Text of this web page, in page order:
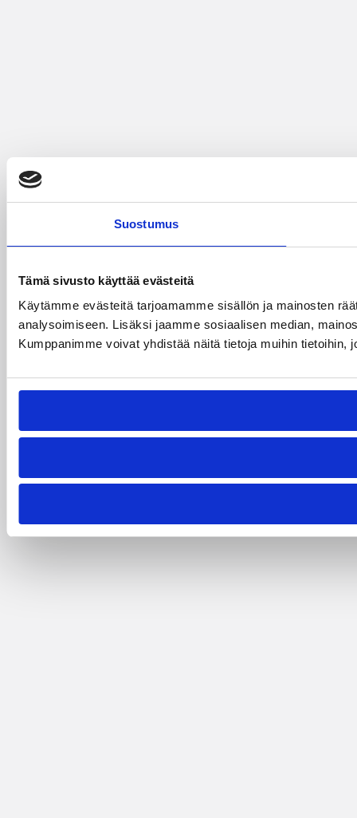
Suostumus
Tämä sivusto käyttää evästeitä
Käytämme evästeitä tarjoamamme sisällön ja mainosten
analysoimiseen. Lisäksi jaamme sosiaalisen median,
Kumppanimme voivat yhdistää näitä tietoja muihin tietoihin,